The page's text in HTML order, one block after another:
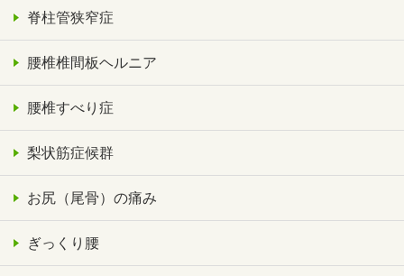
脊柱管狭窄症
腰椎椎間板ヘルニア
腰椎すべり症
梨状筋症候群
お尻（尾骨）の痛み
ぎっくり腰